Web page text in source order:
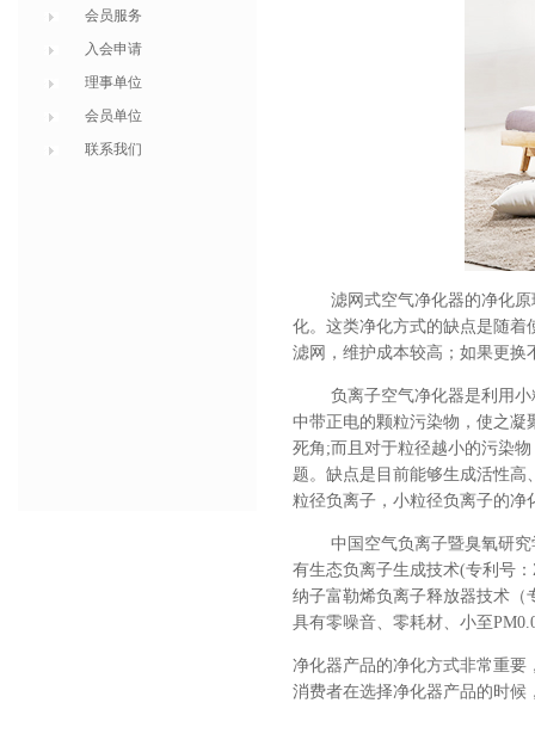
会员服务
入会申请
理事单位
会员单位
联系我们
滤网式空气净化器的净化
化。这类净化方式的缺点是随着
滤网， 维护成本较高 ；如果更
负离子空气净化器是利用小
中带正电的颗粒污染物， 使之凝
死角 ;而且对于粒径越小的污染
题。缺点是目前能够生成活性高
粒径负离子 ，小粒径负离子的
中国空气负离子暨臭氧研
有生态负离子生成技术(专利号：
纳子富勒烯负离子释放器技术（
具有零噪音、零耗材、小至
净化器产品的净化方式非常重要
消费者在选择净化器产品的时候